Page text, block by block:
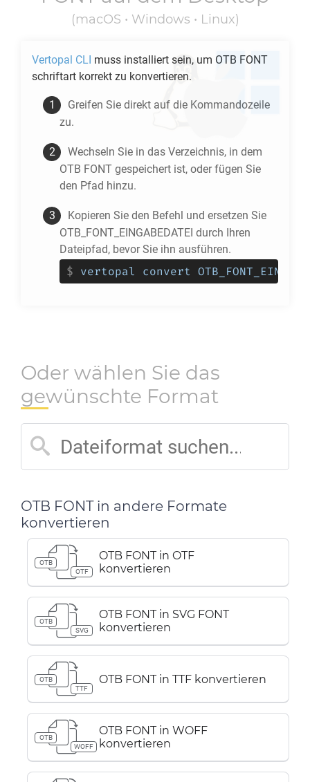
(macOS • Windows • Linux)
Vertopal CLI muss installiert sein, um OTB FONT
schriftart korrekt zu konvertieren.
Greifen Sie direkt auf die Kommandozeile
zu.
Wechseln Sie in das Verzeichnis, in dem
OTB FONT gespeichert ist, oder fügen Sie
den Pfad hinzu.
Kopieren Sie den Befehl und ersetzen Sie
OTB_FONT_EINGABEDATEI durch Ihren
Dateipfad, bevor Sie ihn ausführen.
$ vertopal convert
Oder wählen Sie das
gewünschte Format
OTB FONT in andere Formate
konvertieren
OTB
OTF
OTB FONT in OTF
konvertieren
OTB
SVG
OTB FONT in SVG FONT
konvertieren
OTB
TTF
OTB FONT in TTF konvertieren
OTB
WOFF
OTB FONT in WOFF
konvertieren